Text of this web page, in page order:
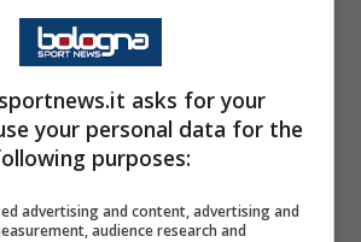
ma è soprattutto uno scontro
le flebili speranze per un
Il settimo posto,
a seguito della vittoria
asks for your
your personal data for the
purposes:
advertising and content, advertising and
audience research and